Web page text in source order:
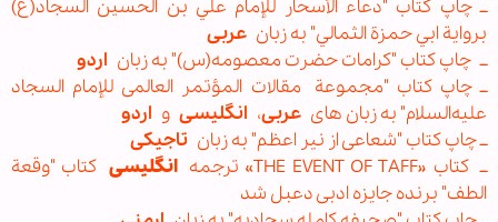
ــ چاپ کتاب "دعاء الأسحار للإمام علي بن الحسين السجاد(ع)
بروایة ابي حمزة الثمالي" به زبان عربی
ــ چاپ کتاب "کرامات حضرت معصومه(س)" به زبان اردو
ــ چاپ کتاب "مجموعة مقالات المؤتمر العالمی للإمام السجاد
علیه‌السلام" به زبان های عربی، انگلیسی و اردو
ــ چاپ کتاب "شعاعی از نیر اعظم" به زبان تاجیکی
ــ كتاب «THE EVENT OF TAFF» ترجمه
انگلیسی کتاب "وقعة
الطف" برنده جایزه ادبی دعبل شد